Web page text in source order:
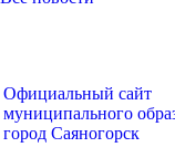
Официальный сайт
муниципального
город Саяногорск